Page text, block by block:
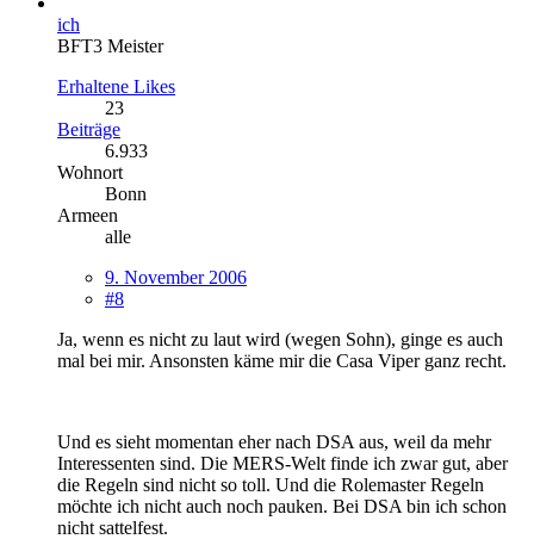
ich
BFT3 Meister
Erhaltene Likes
23
Beiträge
6.933
Wohnort
Bonn
Armeen
alle
9. November 2006
#8
Ja, wenn es nicht zu laut wird (wegen Sohn), ginge es auch
mal bei mir. Ansonsten käme mir die Casa Viper ganz recht.
Und es sieht momentan eher nach DSA aus, weil da mehr
Interessenten sind. Die MERS-Welt finde ich zwar gut, aber
die Regeln sind nicht so toll. Und die Rolemaster Regeln
möchte ich nicht auch noch pauken. Bei DSA bin ich schon
nicht sattelfest.